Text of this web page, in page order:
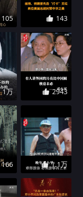
105 143
1万 2943
166 1.1万